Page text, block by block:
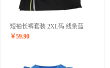
短袖长裤套装 2XL码 线条蓝
￥59.90